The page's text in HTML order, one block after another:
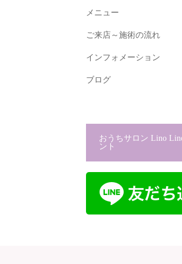
メニュー
ご来店～施術の流れ
インフォメーション
ブログ
おうちサロン Lino
ント